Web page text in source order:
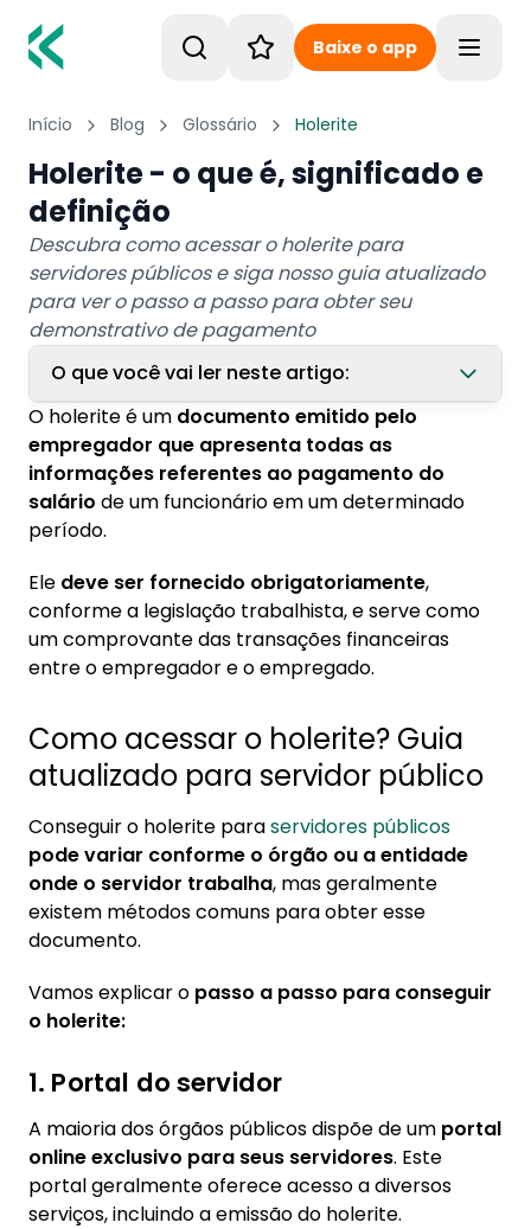
Baixe o app
Início Blog Glossário Holerite
Holerite - o que é, significado e
definição
Descubra como acessar o holerite para
servidores públicos e siga nosso guia atualizado
para ver o passo a passo para obter seu
demonstrativo de pagamento
O que você vai ler neste artigo:
1. Como acessar o holerite? Guia atualizado
para servidor público
1.1. 1. Portal do servidor
1.2. 2. Aplicativos do órgão público
1.3. 3. Setor de Recursos Humanos
2. Como funciona um holerite?
2.1. 1. Dados do empregado e empregador
2.3. 3. Proventos
2.4. 4. Descontos
2.5. 5. Benefícios e adicionais
2.6. 6. Salário líquido
O holerite é um documento emitido pelo
empregador que apresenta todas as
informações referentes ao pagamento do
salário de um funcionário em um determinado
período.
Ele deve ser fornecido obrigatoriamente,
conforme a legislação trabalhista, e serve como
um comprovante das transações financeiras
entre o empregador e o empregado.
Como acessar o holerite? Guia
atualizado para servidor público
Conseguir o holerite paraservidores públicos
pode variar conforme o órgão ou a entidade
onde o servidor trabalha, mas geralmente
existem métodos comuns para obter esse
documento.
Vamos explicar o passo a passo para conseguir
o holerite:
1. Portal do servidor
A maioria dos órgãos públicos dispõe de um portal
online exclusivo para seus servidores. Este
portal geralmente oferece acesso a diversos
serviços, incluindo a emissão do holerite.